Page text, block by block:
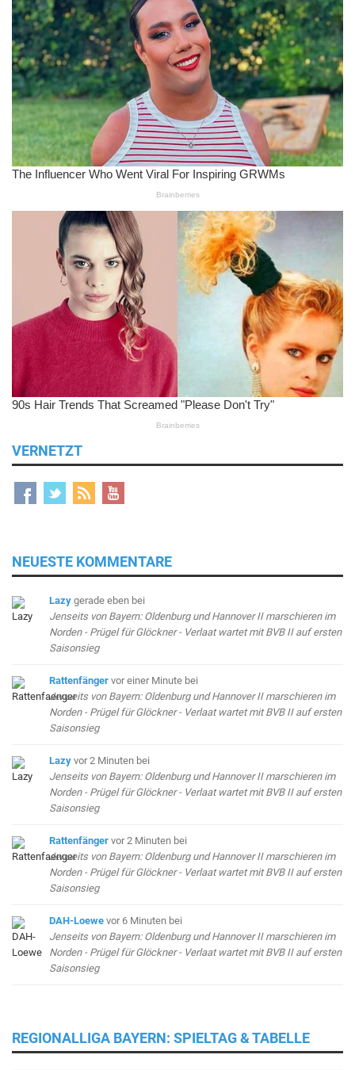
VERNETZT
NEUESTE KOMMENTARE
Lazy gerade eben bei
Jenseits von Bayern: Oldenburg und Hannover II marschieren im
Norden - Prügel für Glöckner - Verlaat wartet mit BVB II auf ersten
Saisonsieg
Rattenfänger vor einer Minute bei
Jenseits von Bayern: Oldenburg und Hannover II marschieren im
Norden - Prügel für Glöckner - Verlaat wartet mit BVB II auf ersten
Saisonsieg
Lazy vor 2 Minuten bei
Jenseits von Bayern: Oldenburg und Hannover II marschieren im
Norden - Prügel für Glöckner - Verlaat wartet mit BVB II auf ersten
Saisonsieg
Rattenfänger vor 2 Minuten bei
Jenseits von Bayern: Oldenburg und Hannover II marschieren im
Norden - Prügel für Glöckner - Verlaat wartet mit BVB II auf ersten
Saisonsieg
DAH-Loewe vor 6 Minuten bei
Jenseits von Bayern: Oldenburg und Hannover II marschieren im
Norden - Prügel für Glöckner - Verlaat wartet mit BVB II auf ersten
Saisonsieg
REGIONALLIGA BAYERN: SPIELTAG & TABELLE